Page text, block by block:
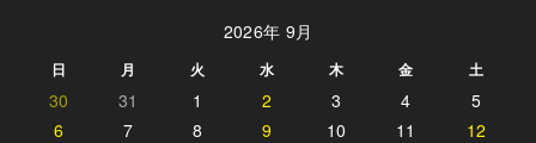
2026年 9月
日 月 火 水 木 金 土
30 31 1 2 3 4
5
6
7 8 9 10 11
12